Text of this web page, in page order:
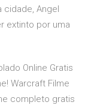
Angel
extinto por uma
Online Gratis
Warcraft Filme
completo gratis